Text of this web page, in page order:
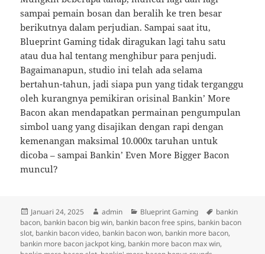
sampai pemain bosan dan beralih ke tren besar
berikutnya dalam perjudian. Sampai saat itu,
Blueprint Gaming tidak diragukan lagi tahu satu
atau dua hal tentang menghibur para penjudi.
Bagaimanapun, studio ini telah ada selama
bertahun-tahun, jadi siapa pun yang tidak terganggu
oleh kurangnya pemikiran orisinal Bankin’ More
Bacon akan mendapatkan permainan pengumpulan
simbol uang yang disajikan dengan rapi dengan
kemenangan maksimal 10.000x taruhan untuk
dicoba – sampai Bankin’ Even More Bigger Bacon
muncul?
Diposkan
pada
Januari 24, 2025 Penulis
admin Kategori
Blueprint Gaming Tag
bankin
bacon, bankin bacon big win, bankin bacon free spins, bankin bacon
slot, bankin bacon video, bankin bacon won, bankin more bacon,
bankin more bacon jackpot king, bankin more bacon max win,